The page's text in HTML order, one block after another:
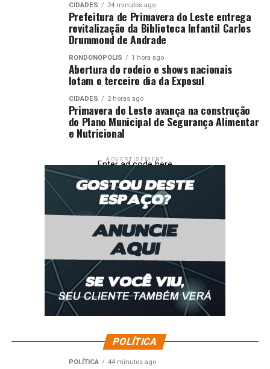
CIDADES 24 minutos ago
Prefeitura de Primavera do Leste entrega
revitalização da Biblioteca Infantil Carlos
Drummond de Andrade
RONDONÓPOLIS 1 hora ago
Abertura do rodeio e shows nacionais
lotam o terceiro dia da Exposul
CIDADES 2 horas ago
Primavera do Leste avança na construção
do Plano Municipal de Segurança Alimentar
e Nutricional
ADVERTISEMENT
Enter ad code here
POLÍTICA
POLÍTICA 44 minutos ago